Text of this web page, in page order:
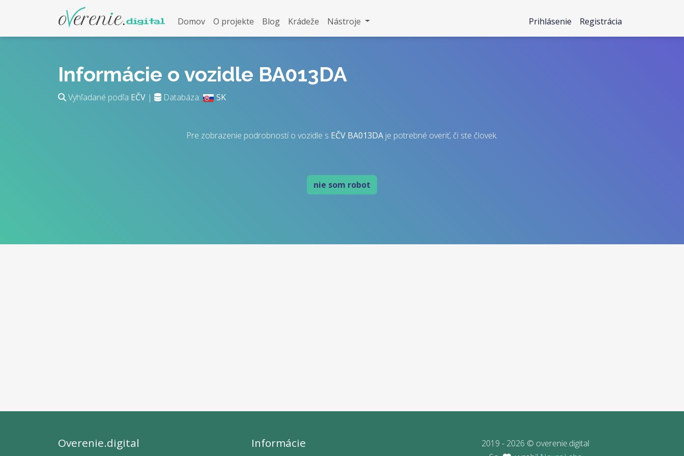
Domov O projekte Blog Krádeže Nástroje Prihlásenie Registrácia
Informácie o vozidle BA013DA
Vyhľadané podľa EČV | Databáza: SK
Pre zobrazenie podrobností o vozidle s EČV BA013DA je potrebné overiť, či ste človek.
nie som robot
Overenie.digital Informácie
2019 - 2026 © overenie.digital